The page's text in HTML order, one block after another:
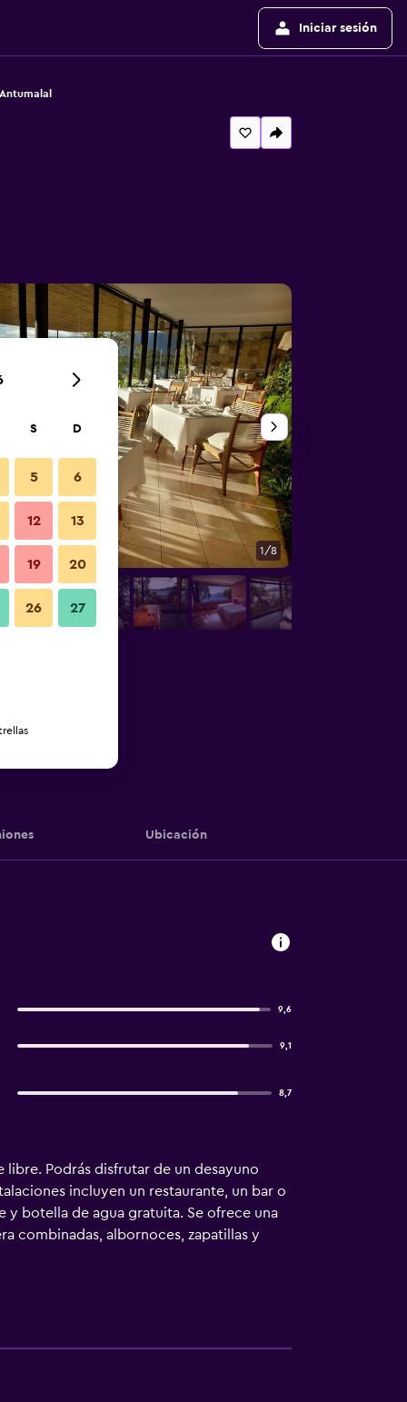
Iniciar sesión
1/8
Ubicación
9,6
9,1
8,7
Podrás disfrutar de un desayuno
incluyen un restaurante, un bar o
y botella de agua gratuita. Se ofrece una
combinadas, albornoces, zapatillas y
gratis. Se ofrece servicio de limpieza
actividades de ocio y esparcimiento que
S D
5 6
12 13
19 20
26 27